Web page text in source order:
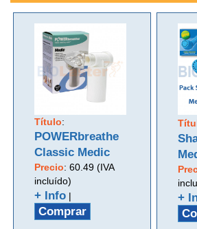
Título:
POWERbreathe
Classic Medic
Precio:60.49 (IVA
incluído)
+ Info |
Comprar
+